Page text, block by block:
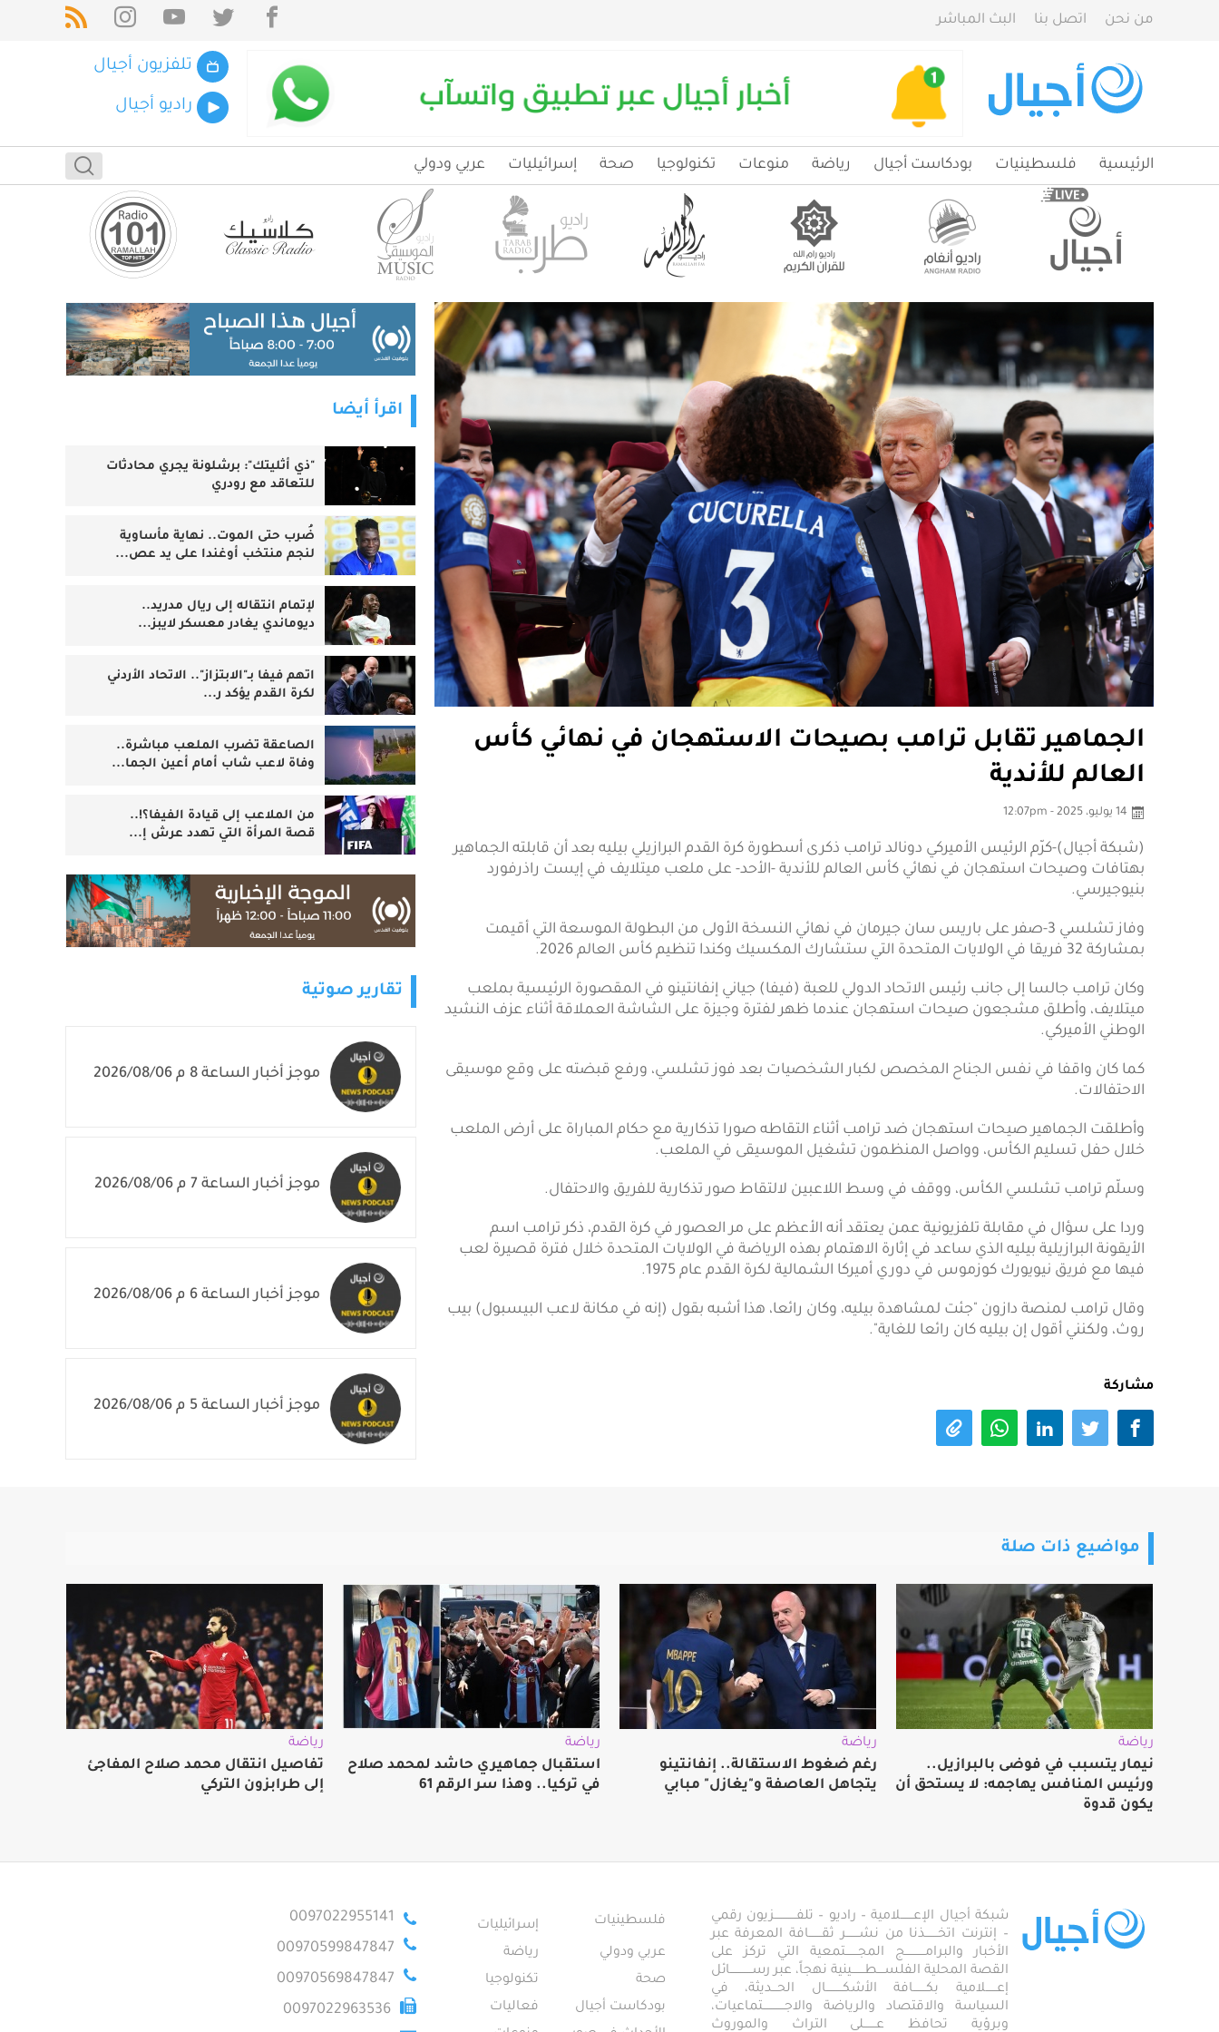
من نحن اتصل بنا البث المباشر
تلفزيون أجيال
راديو أجيال
الرئيسية فلسطينيات بودكاست أجيال رياضة منوعات تكنولوجيا صحة إسرائيليات عربي ودولي
الجماهير تقابل ترامب بصيحات الاستهجان في نهائي كأس
العالم للأندية
14 يوليو، 2025 - 12:07pm
(شبكة أجيال)-كرّم الرئيس الأميركي دونالد ترامب ذكرى أسطورة كرة القدم البرازيلي بيليه بعد أن قابلته الجماهير
بهتافات وصيحات استهجان في نهائي كأس العالم للأندية -الأحد- على ملعب ميتلايف في إيست راذرفورد
بنيوجيرسي.
وفاز تشلسي 3-صفر على باريس سان جيرمان في نهائي النسخة الأولى من البطولة الموسعة التي أقيمت
بمشاركة 32 فريقا في الولايات المتحدة التي ستشارك المكسيك وكندا تنظيم كأس العالم 2026.
وكان ترامب جالسا إلى جانب رئيس الاتحاد الدولي للعبة (فيفا) جياني إنفانتينو في المقصورة الرئيسية بملعب
ميتلايف، وأطلق مشجعون صيحات استهجان عندما ظهر لفترة وجيزة على الشاشة العملاقة أثناء عزف النشيد
الوطني الأميركي.
كما كان واقفا في نفس الجناح المخصص لكبار الشخصيات بعد فوز تشلسي، ورفع قبضته على وقع موسيقى
الاحتفالات.
وأطلقت الجماهير صيحات استهجان ضد ترامب أثناء التقاطه صورا تذكارية مع حكام المباراة على أرض الملعب
خلال حفل تسليم الكأس، وواصل المنظمون تشغيل الموسيقى في الملعب.
وسلّم ترامب تشلسي الكأس، ووقف في وسط اللاعبين لالتقاط صور تذكارية للفريق والاحتفال.
وردا على سؤال في مقابلة تلفزيونية عمن يعتقد أنه الأعظم على مر العصور في كرة القدم، ذكر ترامب اسم
الأيقونة البرازيلية بيليه الذي ساعد في إثارة الاهتمام بهذه الرياضة في الولايات المتحدة خلال فترة قصيرة لعب
فيها مع فريق نيويورك كوزموس في دوري أميركا الشمالية لكرة القدم عام 1975.
وقال ترامب لمنصة دازون "جئت لمشاهدة بيليه، وكان رائعا، هذا أشبه بقول (إنه في مكانة لاعب البيسبول) بيب
روث، ولكنني أقول إن بيليه كان رائعا للغاية".
مشاركة
اقرأ أيضا
"ذي أثليتك": برشلونة يجري محادثات
للتعاقد مع رودري
ضُرب حتى الموت.. نهاية مأساوية
لنجم منتخب أوغندا على يد عص...
لإتمام انتقاله إلى ريال مدريد..
ديوماندي يغادر معسكر لايبز...
اتهم فيفا بـ"الابتزاز".. الاتحاد الأردني
لكرة القدم يؤكد ر...
الصاعقة تضرب الملعب مباشرة..
وفاة لاعب شاب أمام أعين الجما...
من الملاعب إلى قيادة الفيفا؟!..
قصة المرأة التي تهدد عرش إ...
تقارير صوتية
موجز أخبار الساعة 8 م 2026/08/06
موجز أخبار الساعة 7 م 2026/08/06
موجز أخبار الساعة 6 م 2026/08/06
موجز أخبار الساعة 5 م 2026/08/06
مواضيع ذات صلة
رياضة
نيمار يتسبب في فوضى بالبرازيل..
ورئيس المنافس يهاجمه: لا يستحق أن
يكون قدوة
رياضة
رغم ضغوط الاستقالة.. إنفانتينو
يتجاهل العاصفة و"يغازل" مبابي
رياضة
استقبال جماهيري حاشد لمحمد صلاح
في تركيا.. وهذا سر الرقم 61
رياضة
تفاصيل انتقال محمد صلاح المفاجئ
إلى طرابزون التركي
شبكة أجيال الإعـــــــلامية – راديو – تلفــــــــــــزيون رقمي
– إنترنت اتخـــــــذنا من نشـــــــر ثقـــــــافة المعرفة عبر
الأخبار والبرامـــــــــــج المجـــــــتمعية التي تركز على
القصة المحلية الفلســــطـــــــينية نهجاً، عبر رســــــــــــائل
إعــــــلامية بكـــــــافة الأشكـــــــــال الحـــديثة، في
السياسة والاقتصاد والرياضة والاجــــــــــــتماعيات،
وبرؤية تحافظ عـــــــلى التراث والموروث
فلسطينيات
إسرائيليات
عربي ودولي
رياضة
صحة
تكنولوجيا
بودكاست أجيال
فعاليات
0097022955141
00970599847847
00970569847847
0097022963536